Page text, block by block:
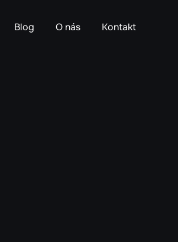
Blog O nás Kontakt